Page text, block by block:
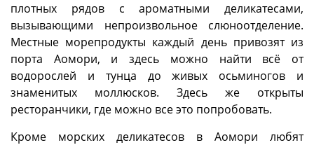
плотных рядов с ароматными деликатесами,
вызывающими непроизвольное слюноотделение.
Местные морепродукты каждый день привозят из
порта Аомори, и здесь можно найти всё от
водорослей и тунца до живых осьминогов и
знаменитых моллюсков. Здесь же открыты
ресторанчики, где можно все это попробовать.
Кроме морских деликатесов в Аомори любят